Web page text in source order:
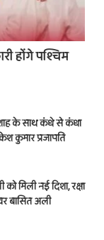
होंगे पश्चिम
के साथ कंधे से कंधा
कुमार प्रजापति
मिली नई दिशा, रक्षा
बासित अली